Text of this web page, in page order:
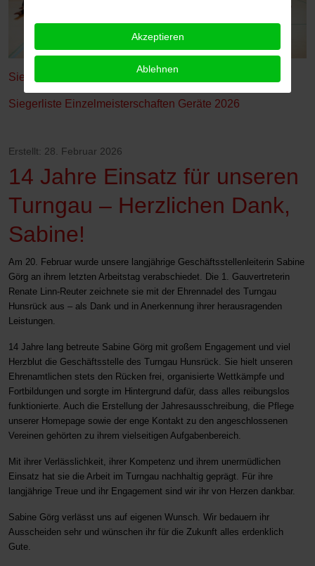
Siegerliste Einzelmeisterschaften 2026
Siegerliste Einzelmeisterschaften Geräte 2026
Erstellt: 28. Februar 2026
14 Jahre Einsatz für unseren
Turngau – Herzlichen Dank,
Sabine!
Am 20. Februar wurde unsere langjährige Geschäftsstellenleiterin Sabine
Görg an ihrem letzten Arbeitstag verabschiedet. Die 1. Gauvertreterin
Renate Linn-Reuter zeichnete sie mit der Ehrennadel des Turngau
Hunsrück aus – als Dank und in Anerkennung ihrer herausragenden
Leistungen.
14 Jahre lang betreute Sabine Görg mit großem Engagement und viel
Herzblut die Geschäftsstelle des Turngau Hunsrück. Sie hielt unseren
Ehrenamtlichen stets den Rücken frei, organisierte Wettkämpfe und
Fortbildungen und sorgte im Hintergrund dafür, dass alles reibungslos
funktionierte. Auch die Erstellung der Jahresausschreibung, die Pflege
unserer Homepage sowie der enge Kontakt zu den angeschlossenen
Vereinen gehörten zu ihrem vielseitigen Aufgabenbereich.
Mit ihrer Verlässlichkeit, ihrer Kompetenz und ihrem unermüdlichen
Einsatz hat sie die Arbeit im Turngau nachhaltig geprägt. Für ihre
langjährige Treue und ihr Engagement sind wir ihr von Herzen dankbar.
Sabine Görg verlässt uns auf eigenen Wunsch. Wir bedauern ihr
Ausscheiden sehr und wünschen ihr für die Zukunft alles erdenklich
Gute.
Akzeptieren
Ablehnen